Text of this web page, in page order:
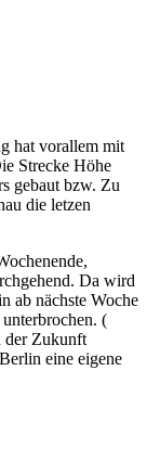
hat vorallem mit
Strecke Höhe
gebaut bzw. Zu
die letzen
Da wird
ab nächste Woche
(
der Zukunft
eine eigene